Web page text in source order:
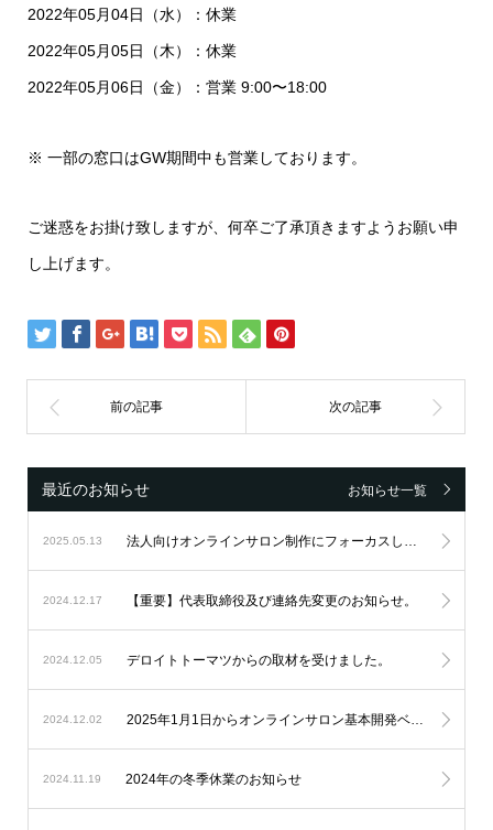
2022年05月04日（水）：休業
2022年05月05日（木）：休業
2022年05月06日（金）：営業 9:00〜18:00
※ 一部の窓口はGW期間中も営業しております。
ご迷惑をお掛け致しますが、何卒ご了承頂きますようお願い申
し上げます。
最近のお知らせ お知らせ一覧
2025.05.13 法人向けオンラインサロン制作にフォーカスし続け、設立6周年を迎えました。
2024.12.17 【重要】代表取締役及び連絡先変更のお知らせ。
2024.12.05 デロイトトーマツからの取材を受けました。
2024.12.02 2025年1月1日からオンラインサロン基本開発ベースシステムの料金改定を実施します。
2024.11.19 2024年の冬季休業のお知らせ